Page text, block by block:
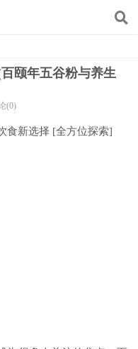
颐年五谷粉与养生
(0)
食新选择 [全方位探索]